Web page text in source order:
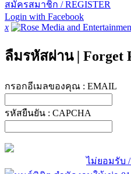
สมัครสมาชิก / REGISTER
Login with Facebook
x
ลืมรหัสผ่าน | Forget
กรอกอีเมลของคุณ : EMAIL
รหัสยืนยัน : CAPCHA
ไม่ยอมรับ /